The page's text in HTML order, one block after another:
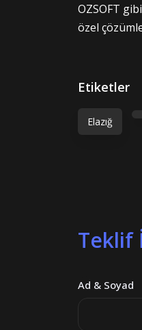
OZSOFT
özel
Etiketler
Elazığ
Teklif
Ad & Soyad